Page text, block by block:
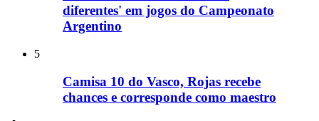
diferentes' em jogos do Campeonato
Argentino
5
Camisa 10 do Vasco, Rojas recebe
chances e corresponde como maestro